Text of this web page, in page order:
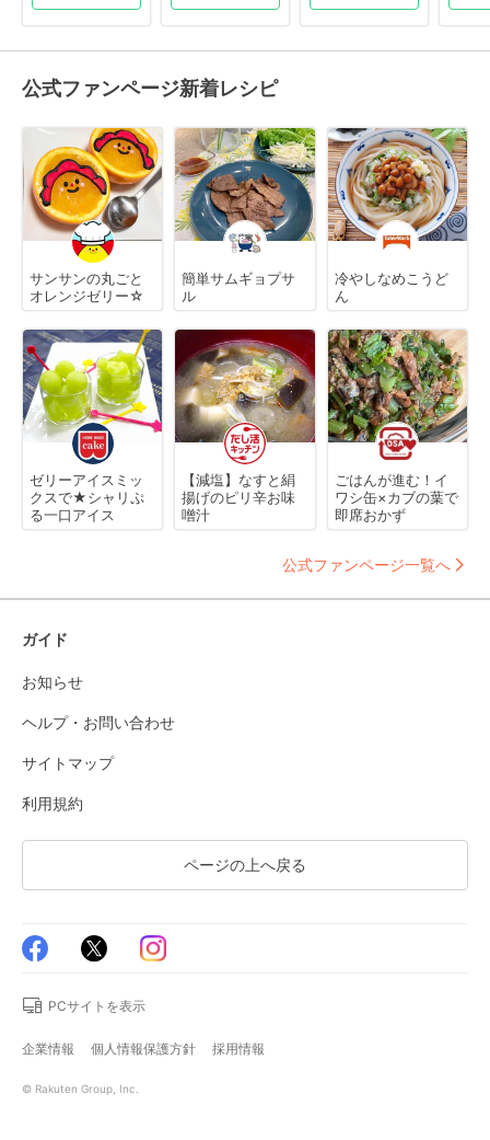
公式ファンページ新着レシピ
サンサンの丸ごと
オレンジゼリー☆
簡単サムギョプサ
ル
冷やしなめこうど
ん
ゼリーアイスミッ
クスで★シャリぷ
る一口アイス
【減塩】なすと絹
揚げのピリ辛お味
噌汁
ごはんが進む！イ
ワシ缶×カブの葉で
即席おかず
公式ファンページ一覧へ
ガイド
お知らせ
ヘルプ・お問い合わせ
サイトマップ
利用規約
ページの上へ戻る
PCサイトを表示
企業情報 個人情報保護方針 採用情報
© Rakuten Group, Inc.